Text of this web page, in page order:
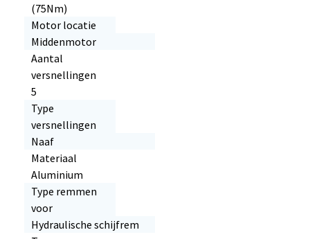
(75Nm)
Motor locatie
Middenmotor
Aantal
versnellingen
5
Type
versnellingen
Naaf
Materiaal
Aluminium
Type remmen
voor
Hydraulische schijfrem